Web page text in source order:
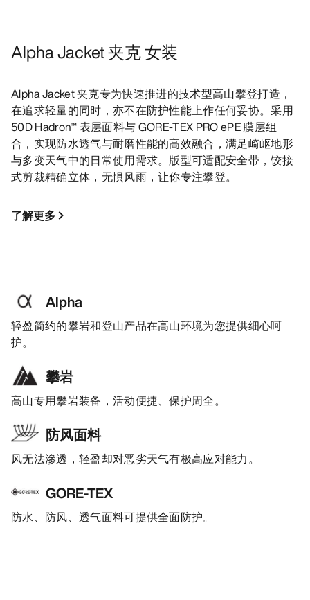
Alpha Jacket 夹克 女装
Alpha Jacket 夹克专为快速推进的技术型高山攀登打造，
在追求轻量的同时，亦不在防护性能上作任何妥协。采用
50D Hadron™ 表层面料与 GORE-TEX PRO ePE 膜层组
合，实现防水透气与耐磨性能的高效融合，满足崎岖地形
与多变天气中的日常使用需求。版型可适配安全带，铰接
式剪裁精确立体，无惧风雨，让你专注攀登。
了解更多
Alpha
轻盈简约的攀岩和登山产品在高山环境为您提供细心呵
护。
攀岩
高山专用攀岩装备，活动便捷、保护周全。
防风面料
风无法滲透，轻盈却对恶劣天气有极高应对能力。
GORE-TEX
防水、防风、透气面料可提供全面防护。